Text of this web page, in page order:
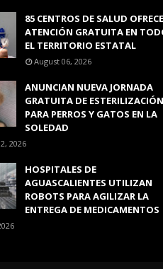
85 CENTROS DE SALUD
ATENCIÓN GRATUITA EN
EL TERRITORIO ESTATAL
August 06, 2026
ANUNCIAN NUEVA JORNADA
GRATUITA DE ESTERILIZACIÓN
PARA PERROS Y GATOS EN LA
SOLEDAD
2026
HOSPITALES DE
AGUASCALIENTES UTILIZAN
ROBOTS PARA AGILIZAR LA
ENTREGA DE MEDICAMENTOS